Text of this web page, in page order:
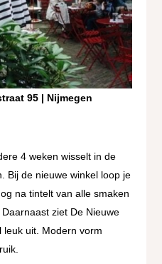
95 | Nijmegen
4 weken wisselt in de
Bij de nieuwe winkel loop je
na tintelt van alle smaken
ziet De Nieuwe
leuk uit. Modern vorm